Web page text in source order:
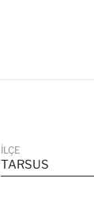
İLÇE
TARSUS